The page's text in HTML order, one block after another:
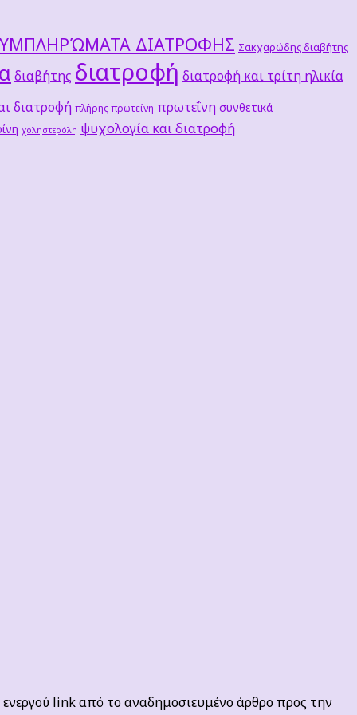
ΔΙΑΤΡΟΦΗΣ Σακχαρώδης διαβήτης
διαβήτης διατροφή διατροφή και τρίτη ηλικία
διατροφή πλήρης πρωτεΐνη πρωτεΐνη συνθετικά
χοληστερόλη ψυχολογία και διατροφή
link από το αναδημοσιευμένο άρθρο προς την